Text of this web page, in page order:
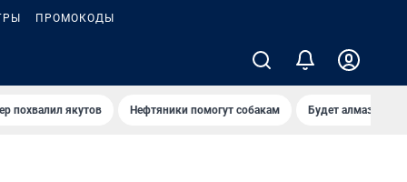
ПРОМОКОДЫ
похвалил якутов Нефтяники помогут собакам Будет алмазный